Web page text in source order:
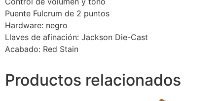
Puente Fulcrum de 2 puntos
Hardware: negro
Llaves de afinación: Jackson Die-Cast
Acabado: Red Stain
Productos relacionados